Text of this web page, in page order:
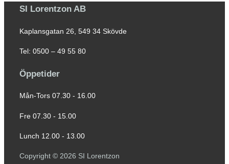
SI Lorentzon AB
Kaplansgatan 26, 549 34 Skövde
Tel: 0500 – 49 55 80
Öppetider
Mån-Tors 07.30 - 16.00
Fre 07.30 - 15.00
Lunch 12.00 - 13.00
Copyright © 2026 SI Lorentzon